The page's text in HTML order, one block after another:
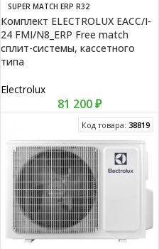
SUPER MATCH ERP R32
Комплект ELECTROLUX EACC/I-
24 FMI/N8_ERP Free match
сплит-системы, кассетного
типа
Electrolux
81 200₽
Код товара: 38819